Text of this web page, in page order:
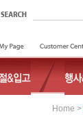
Home >